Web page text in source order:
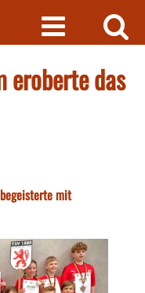
eroberte das
mit